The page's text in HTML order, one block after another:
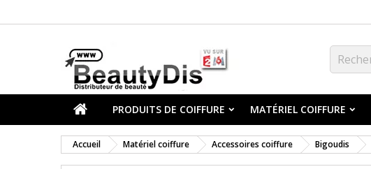
PRODUITS DE COIFFURE MATÉRIEL COIFFURE
Accueil Matériel coiffure Accessoires coiffure Bigoudis